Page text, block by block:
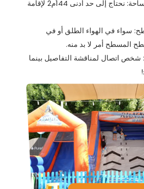
1. 12م × 12م المساحة: نحتاج إلى حد أدنى 144م2 لإقامة
سواء في الهواء الطلق أو في
المسطح أمر لا بد منه.
شخص اتصال لمناقشة التفاصيل بينما